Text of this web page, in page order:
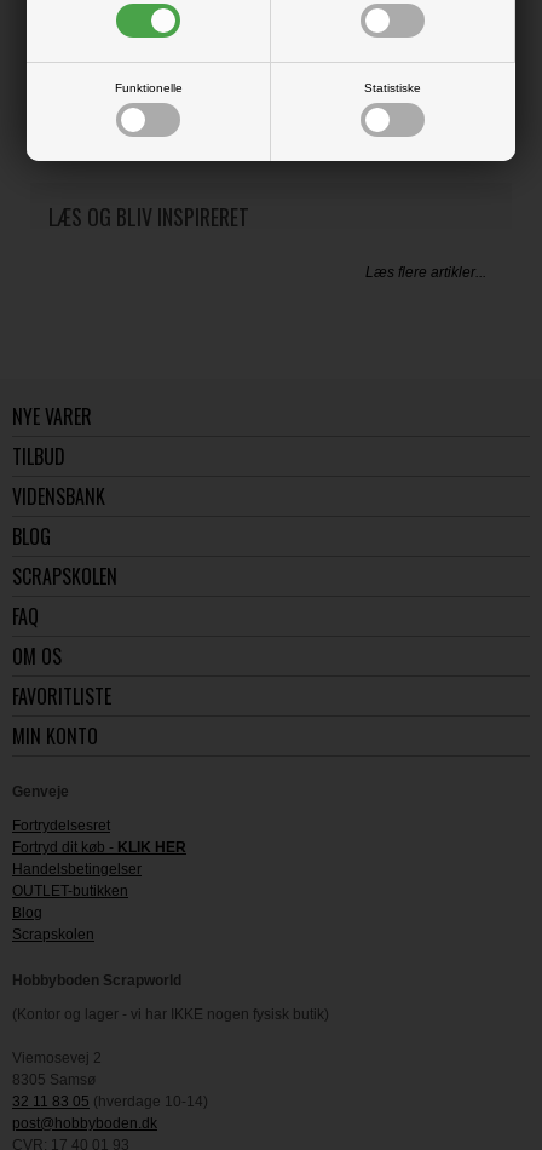
Funktionelle Statistiske
Producentens varenr.:2304
This set includes 8 thin metal dies, with the largest measuring
approximately 0.9” x 8.3” (2.2 x 21.2 cm)
LÆS OG BLIV INSPIRERET
Læs flere artikler...
NYE VARER
TILBUD
VIDENSBANK
BLOG
SCRAPSKOLEN
FAQ
OM OS
FAVORITLISTE
MIN KONTO
Genveje
Fortrydelsesret
Fortryd dit køb - KLIK HER
Handelsbetingelser
OUTLET-butikken
Blog
Scrapskolen
Hobbyboden Scrapworld
(Kontor og lager - vi har IKKE nogen fysisk butik)
Viemosevej 2
8305 Samsø
32 11 83 05 (hverdage 10-14)
post@hobbyboden.dk
CVR: 17 40 01 93